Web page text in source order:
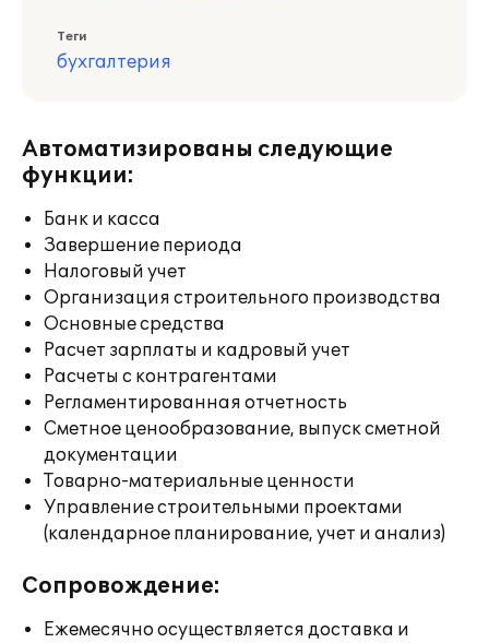
Теги
бухгалтерия
Автоматизированы следующие
функции:
Банк и касса
Завершение периода
Налоговый учет
Организация строительного производства
Основные средства
Расчет зарплаты и кадровый учет
Расчеты с контрагентами
Регламентированная отчетность
Сметное ценообразование, выпуск сметной
документации
Товарно-материальные ценности
Управление строительными проектами
(календарное планирование, учет и анализ)
Сопровождение:
Ежемесячно осуществляется доставка и